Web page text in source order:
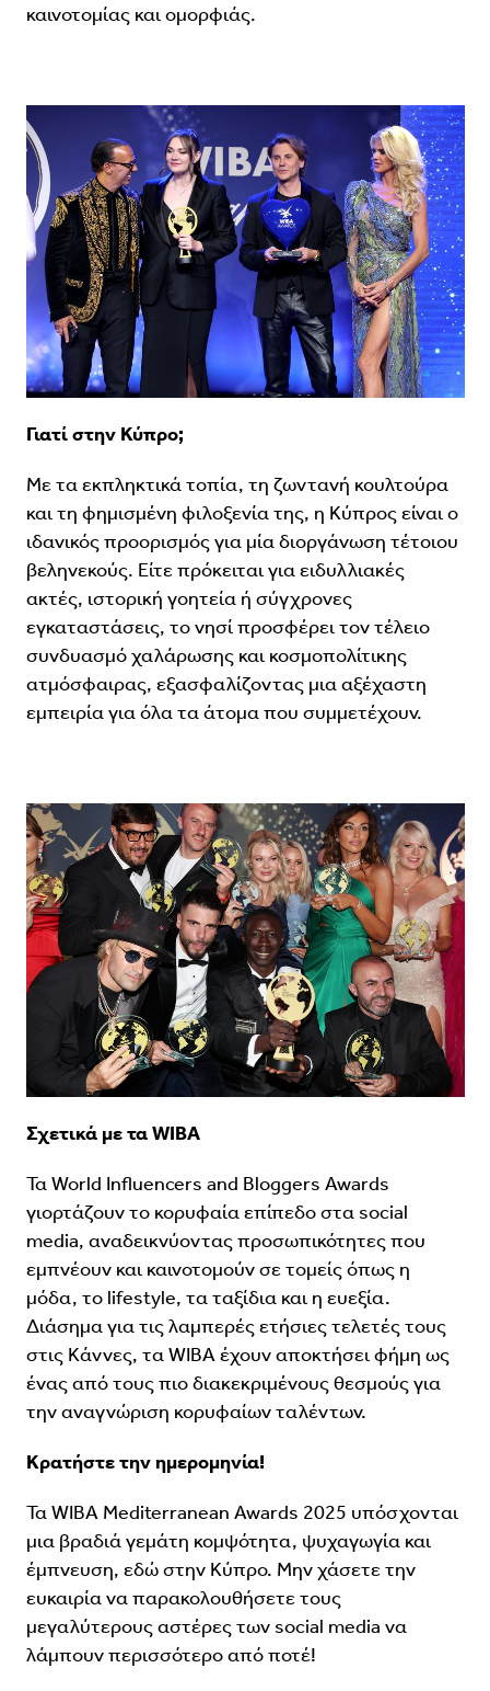
καινοτομίας και ομορφιάς.
Γιατί στην Κύπρο;
Με τα εκπληκτικά τοπία, τη ζωντανή κουλτούρα
και τη φημισμένη φιλοξενία της, η Κύπρος είναι ο
ιδανικός προορισμός για μία διοργάνωση τέτοιου
βεληνεκούς. Είτε πρόκειται για ειδυλλιακές
ακτές, ιστορική γοητεία ή σύγχρονες
εγκαταστάσεις, το νησί προσφέρει τον τέλειο
συνδυασμό χαλάρωσης και κοσμοπολίτικης
ατμόσφαιρας, εξασφαλίζοντας μια αξέχαστη
εμπειρία για όλα τα άτομα που συμμετέχουν.
Σχετικά με τα WIBA
Τα World Influencers and Bloggers Awards
γιορτάζουν το κορυφαία επίπεδο στα social
media, αναδεικνύοντας προσωπικότητες που
εμπνέουν και καινοτομούν σε τομείς όπως η
μόδα, το lifestyle, τα ταξίδια και η ευεξία.
Διάσημα για τις λαμπερές ετήσιες τελετές τους
στις Κάννες, τα WIBA έχουν αποκτήσει φήμη ως
ένας από τους πιο διακεκριμένους θεσμούς για
την αναγνώριση κορυφαίων ταλέντων.
Κρατήστε την ημερομηνία!
Τα WIBA Mediterranean Awards 2025 υπόσχονται
μια βραδιά γεμάτη κομψότητα, ψυχαγωγία και
έμπνευση, εδώ στην Κύπρο. Μην χάσετε την
ευκαιρία να παρακολουθήσετε τους
μεγαλύτερους αστέρες των social media να
λάμπουν περισσότερο από ποτέ!